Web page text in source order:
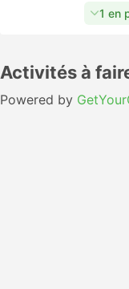
1 en
Activités à
Powered by